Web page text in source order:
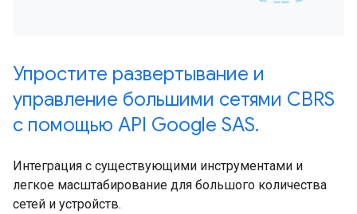
Упростите развертывание и
управление большими сетями CBRS
с помощью API Google SAS.
Интеграция с существующими инструментами и
легкое масштабирование для большого количества
сетей и устройств.